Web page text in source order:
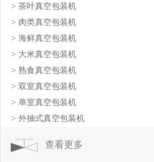
> 茶叶真空包装机
> 肉类真空包装机
> 海鲜真空包装机
> 大米真空包装机
> 熟食真空包装机
> 双室真空包装机
> 单室真空包装机
> 外抽式真空包装机
查看更多